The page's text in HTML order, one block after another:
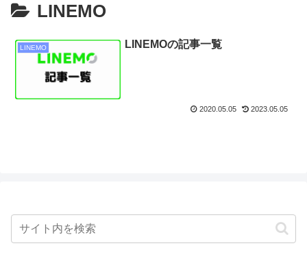
LINEMO
LINEMO LINEMOの記事一覧
2020.05.05 2023.05.05